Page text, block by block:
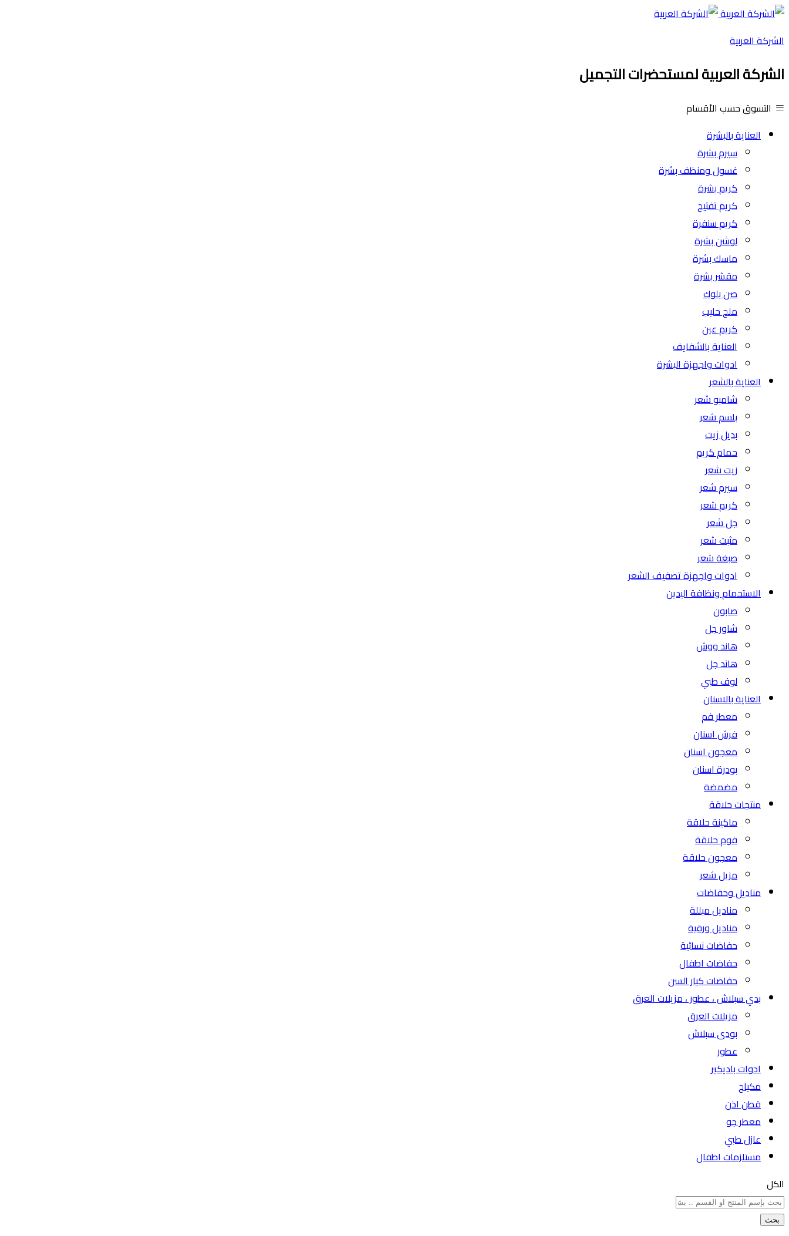
الشركة العربية
الشركة العربية لمستحضرات التجميل
التسوق حسب الأقسام
العناية بالبشرة
سيرم بشرة
غسول ومنظف بشرة
كريم بشرة
كريم تفتيح
كريم سنفرة
لوشن بشرة
ماسك بشرة
مقشر بشرة
صن بلوك
ملح حليب
كريم عين
العناية بالشفايف
ادوات واجهزة البشرة
العناية بالشعر
شامبو شعر
بلسم شعر
بديل زيت
حمام كريم
زيت شعر
سيرم شعر
كريم شعر
جل شعر
مثبت شعر
صبغة شعر
ادوات واجهزة تصفيف الشعر
الاستحمام ونظافة اليدين
صابون
شاور جل
هاند ووش
هاند جل
لوف طبي
العناية بالاسنان
معطر فم
فرش اسنان
معجون اسنان
بودرة اسنان
مضمضة
منتجات حلاقة
ماكينة حلاقة
فوم حلاقة
معجون حلاقة
مزيل شعر
مناديل وحفاضات
مناديل مبللة
مناديل ورقية
حفاضات نسائية
حفاضات اطفال
حفاضات كبار السن
بدي سبلاش ، عطور ، مزيلات العرق
مزيلات العرق
بودى سبلاش
عطور
ادوات باديكير
مكياج
قطن اذن
معطر جو
عازل طبي
مستلزمات اطفال
الكل
بحث